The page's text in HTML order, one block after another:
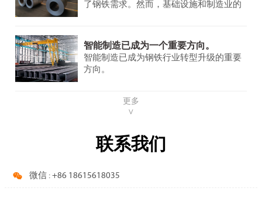
了钢铁需求。然而，基础设施和制造业的
智能制造已成为一个重要方向。
智能制造已成为钢铁行业转型升级的重要
方向。
更多
∨
联系我们
 微信 : +86 18615618035